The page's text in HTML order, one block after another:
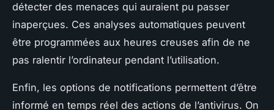
détecter des menaces qui auraient pu passer
inaperçues. Ces analyses automatiques peuvent
être programmées aux heures creuses afin de ne
pas ralentir l’ordinateur pendant l’utilisation.
Enfin, les options de notifications permettent d’être
informé en temps réel des actions de l’antivirus. On